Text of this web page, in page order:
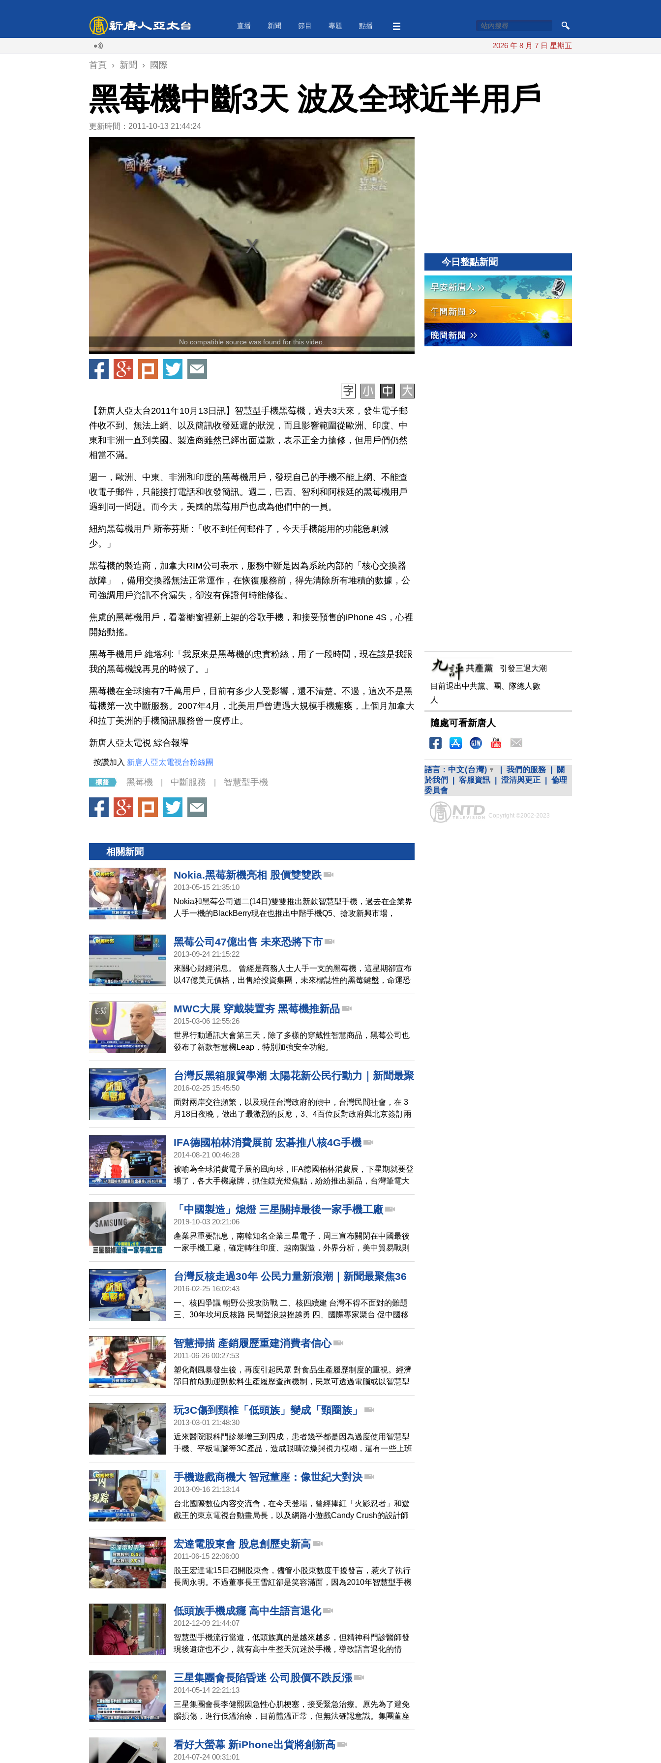
直播 新聞 節目 專題 點播
2026 年 8 月 7 日 星期五
首頁 › 新聞 › 國際
黑莓機中斷3天 波及全球近半用戶
更新時間：2011-10-13 21:44:24
No compatible source was found for this video.
【新唐人亞太台2011年10月13日訊】智慧型手機黑莓機，過去3天來，發生電子郵
件收不到、無法上網、以及簡訊收發延遲的狀況，而且影響範圍從歐洲、印度、中
東和非洲一直到美國。製造商雖然已經出面道歉，表示正全力搶修，但用戶們仍然
相當不滿。
週一，歐洲、中東、非洲和印度的黑莓機用戶，發現自己的手機不能上網、不能查
收電子郵件，只能接打電話和收發簡訊。週二，巴西、智利和阿根廷的黑莓機用戶
遇到同一問題。而今天，美國的黑莓用戶也成為他們中的一員。
紐約黑莓機用戶 斯蒂芬斯 :「收不到任何郵件了，今天手機能用的功能急劇減
少。」
黑莓機的製造商，加拿大RIM公司表示，服務中斷是因為系統內部的「核心交換器
故障」 ，備用交換器無法正常運作，在恢復服務前，得先清除所有堆積的數據，公
司強調用戶資訊不會漏失，卻沒有保證何時能修復。
焦慮的黑莓機用戶，看著櫥窗裡新上架的谷歌手機，和接受預售的iPhone 4S，心裡
開始動搖。
黑莓手機用戶 維塔利:「我原來是黑莓機的忠實粉絲，用了一段時間，現在該是我跟
我的黑莓機說再見的時候了。」
黑莓機在全球擁有7千萬用戶，目前有多少人受影響，還不清楚。不過，這次不是黑
莓機第一次中斷服務。2007年4月，北美用戶曾遭遇大規模手機癱瘓，上個月加拿大
和拉丁美洲的手機簡訊服務曾一度停止。
新唐人亞太電視 綜合報導
按讚加入 新唐人亞太電視台粉絲團
黑莓機 中斷服務 智慧型手機
相關新聞
Nokia.黑莓新機亮相 股價雙雙跌
2013-05-15 21:35:10
Nokia和黑莓公司週二(14日)雙雙推出新款智慧型手機，過去在企業界
人手一機的BlackBerry現在也推出中階手機Q5、搶攻新興市場，
Nokia也推出全球首款在鏡頭裝配6組鏡片的Lumia 925，亟欲捲土重
來。但兩家公司的股價卻都在新機推出當天雙雙下跌，兩位昔日霸主
能不能夠重振雄風，仍然有待觀察。
黑莓公司47億出售 未來恐將下市
2013-09-24 21:15:22
來關心財經消息。 曾經是商務人士人手一支的黑莓機，這星期卻宣布
以47億美元價格，出售給投資集團，未來標誌性的黑莓鍵盤，命運恐
怕也將隨著公司宣布下市前途堪憂。
MWC大展 穿戴裝置夯 黑莓機推新品
2015-03-06 12:55:26
世界行動通訊大會第三天，除了多樣的穿戴性智慧商品，黑莓公司也
發布了新款智慧機Leap，特別加強安全功能。
台灣反黑箱服貿學潮 太陽花新公民行動力｜新聞最聚
焦60
2016-02-25 15:45:50
面對兩岸交往頻繁，以及現任台灣政府的傾中，台灣民間社會，在 3
月18日夜晚，做出了最激烈的反應，3、4百位反對政府與北京簽訂兩
岸服務貿易協定的學生，衝進立法院議場，攻佔主席台，要求台灣人
民自己作主，實質審查服貿協議。 這，是台灣民主史上的第一次，群
眾衝進國會殿堂，抗議多數暴力。 學生的舉動，將對台灣政局產生多
集的新聞最聚焦，我們帶您深入探討。 本集精采內容有： 一、反服貿
學生佔領行動 劃下台灣民主分水嶺？ 二、人民
IFA德國柏林消費展前 宏碁推八核4G手機
2014-08-21 00:46:28
被喻為全球消費電子展的風向球，IFA德國柏林消費展，下星期就要登
場了，各大手機廠牌，抓住鎂光燈焦點，紛紛推出新品，台灣筆電大
廠宏碁，也搶在今天(20日)發表八核心4G智慧型手機，較勁意味濃
厚。
「中國製造」熄燈 三星關掉最後一家手機工廠
2019-10-03 20:21:06
產業界重要訊息，南韓知名企業三星電子，周三宣布關閉在中國最後
一家手機工廠，確定轉往印度、越南製造，外界分析，美中貿易戰則
加速工廠的撤離，除了三星，LG、現代汽車、Sony也都陸續傳出撤中
消息。
台灣反核走過30年 公民力量新浪潮｜新聞最聚焦36
2016-02-25 16:02:43
一、核四爭議 朝野公投攻防戰 二、核四續建 台灣不得不面對的難題
三、30年坎坷反核路 民間聲浪越挫越勇 四、國際專家聚台 促中國移
植旅遊禁令 五、全球行動通訊大會 看見手機新視野
智慧掃描 產銷履歷重建消費者信心
2011-06-26 00:27:53
塑化劑風暴發生後，再度引起民眾 對食品生產履歷制度的重視。經濟
部日前啟動運動飲料生產履歷查詢機制，民眾可透過電腦或以智慧型
手機掃瞄商品條碼，瀏覽產品資訊，其實在農產品 方面，已經推行了
一段時間， 可能 有些民眾還不知道要怎麼使用 。
玩3C傷到頸椎「低頭族」變成「頸圈族」
2013-03-01 21:48:30
近來醫院眼科門診暴增三到四成，患者幾乎都是因為過度使用智慧型
手機、平板電腦等3C產品，造成眼睛乾燥與視力模糊，還有一些上班
族因為頸椎神經壓迫，必須到復健科戴上頸圈保護。醫師建議，使用
這類3C產品除了保持距離，還要注意適度的休息。
手機遊戲商機大 智冠董座：像世紀大對決
2013-09-16 21:13:14
台北國際數位內容交流會，在今天登場，曾經捧紅「火影忍者」和遊
戲王的東京電視台動畫局長，以及網路小遊戲Candy Crush的設計師
都來到台灣分享經驗，而今年最大的看點之一，就是智慧型手機越來
越普及之後，台灣的遊戲產業將如何跟上全球的轉型腳步。
宏達電股東會 股息創歷史新高
2011-06-15 22:06:00
股王宏達電15日召開股東會，儘管小股東數度干擾發言，惹火了執行
長周永明。不過董事長王雪紅卻是笑容滿面，因為2010年智慧型手機
銷量比2009年增長一倍，所以2011年的股息也創下歷史新高。
低頭族手機成癮 高中生語言退化
2012-12-09 21:44:07
智慧型手機流行當道，低頭族真的是越來越多，但精神科門診醫師發
現後遺症也不少，就有高中生整天沉迷於手機，導致語言退化的情
形，甚至還有小三學生天天掛在手機網路上面拒絕上學。醫生表示說
如果大腦越不用的話，就越容易退化。
三星集團會長陷昏迷 公司股價不跌反漲
2014-05-14 22:21:13
三星集團會長李健熙因急性心肌梗塞，接受緊急治療。原先為了避免
腦損傷，進行低溫治療，目前體溫正常，但無法確認意識。集團董座
健康情形亮紅燈，但股價卻不跌反增，而且市場還傳出消息，三星將
搭載自家系統的智慧型手機，將在俄國以及印度開賣。
看好大螢幕 新iPhone出貨將創新高
2014-07-24 00:31:01
今日整點新聞
引發三退大潮
目前退出中共黨、團、隊總人數
人
隨處可看新唐人
語言： 中文(台灣) 我們的服務
關
於我們
客服資訊 澄清與更正
倫理
委員會
Copyright ©2002-2023